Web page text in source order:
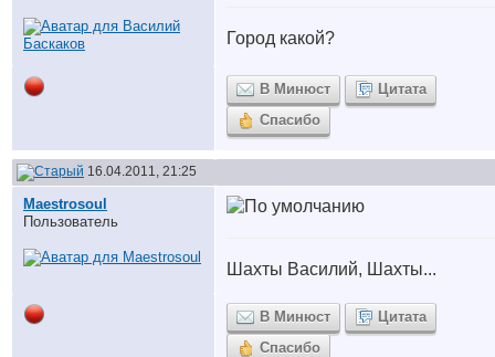
Город какой?
В Минюст
Цитата
Спасибо
16.04.2011, 21:25
Maestrosoul
Пользователь
Шахты Василий, Шахты...
В Минюст
Цитата
Спасибо